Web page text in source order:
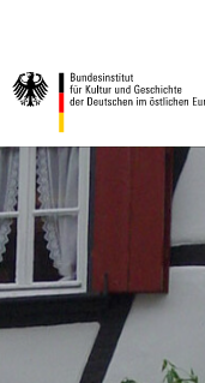
Zurück zur Startseite